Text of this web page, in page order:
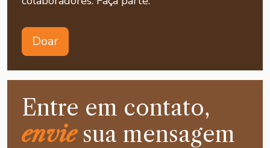
Doar
Entre em contato,
enviesua mensagem